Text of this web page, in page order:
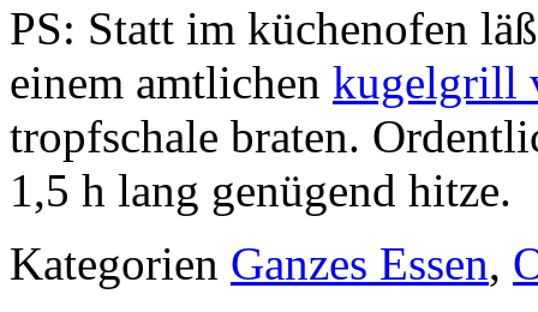
PS: Statt im küchenofen
einem amtlichen kugelgrill
tropfschale braten.
1,5 h lang genügend hitze.
Kategorien Ganzes Essen,